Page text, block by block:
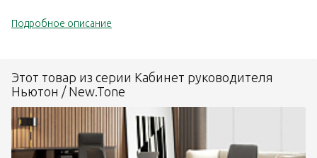
Подробное описание
Этот товар из серии Кабинет руководителя
Ньютон / New.Tone